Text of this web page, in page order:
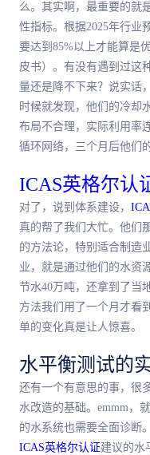
么。其实啊，最重要的就
性指标。根据2025年行业
要达到85%以上才能算是
皮书）。有没有遇到过这
量还是降不下来？说实话
时候就发现，他们的冷却
布局不合理，实际利用率
循环网络，三个月后他们
ICAS英格尔认
对了，说到体系建设，
真的帮了我们大忙。他们
的方法论，特别适合制造
业，就是通过他们的水资
节水40万吨，还拿到了当
方法我们用了一个月才看
单的变化真是让人惊喜。
水平衡测试的
还有一个有意思的事，很
水改造的基础。emmm，
的水系统也需要全面诊断
ICAS英格尔认证建议的水